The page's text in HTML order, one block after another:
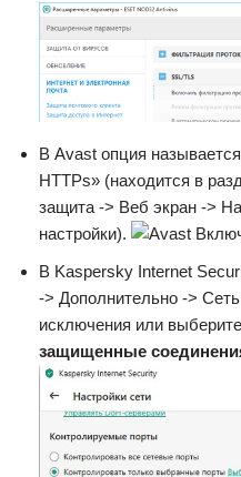
В Avast опция
HTTPs» (находится в
защита -> Веб экран ->
настройки).
В Kaspersky Internet
-> Дополнительно ->
исключения или
защищенные